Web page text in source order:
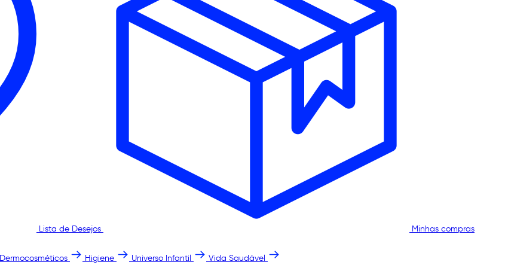
Lista de Desejos
Minhas compras
Dermocosméticos Higiene Universo Infantil Vida Saudável